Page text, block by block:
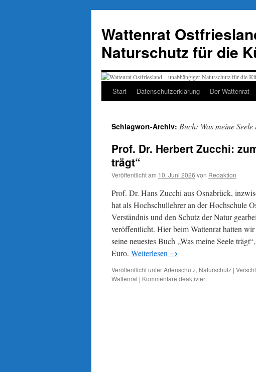
springen
Wattenrat
Naturschutz für die
Start Datenschutzerklärung Der Wattenrat
Schlagwort-Archiv: Buch: Was meine
Prof. Dr. Herbert Zucchi:
trägt“
Veröffentlicht am 10. Juni 2026 von Redaktion
Prof. Dr. Hans Zucchi aus Osnabrück,
hat als Hochschullehrer an der Hochschule
Verständnis und den Schutz der Natur
veröffentlicht. Hier beim Wattenrat hatten
seine neuestes Buch „Was meine Seele
Euro. Weiterlesen →
Veröffentlicht unterArtenschutz, Naturschutz |
Wattenrat | Kommentare deaktiviertfür